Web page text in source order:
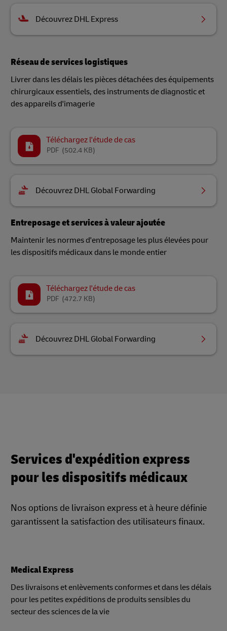
Découvrez DHL Express
Réseau de services logistiques
Livrer dans les délais les pièces détachées des équipements
chirurgicaux essentiels, des instruments de diagnostic et
des appareils d'imagerie
Téléchargez l'étude de cas
(502.4 KB)
PDF
Découvrez DHL Global Forwarding
Entreposage et services à valeur ajoutée
Maintenir les normes d'entreposage les plus élevées pour
les dispositifs médicaux dans le monde entier
Téléchargez l'étude de cas
(472.7 KB)
PDF
Découvrez DHL Global Forwarding
Services d'expédition express
pour les dispositifs médicaux
Nos options de livraison express et à heure définie
garantissent la satisfaction des utilisateurs finaux.
Medical Express
Des livraisons et enlèvements conformes et dans les délais
pour les petites expéditions de produits sensibles du
secteur des sciences de la vie